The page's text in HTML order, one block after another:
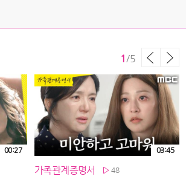
00:27
가족관계증명서 48
03:45
1/5